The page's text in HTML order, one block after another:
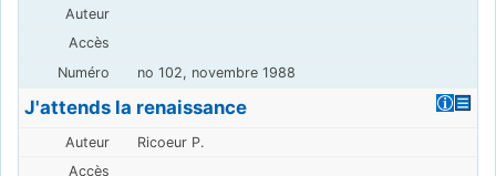
no 102, novembre 1988
J'attends la renaissance
Ricoeur P.